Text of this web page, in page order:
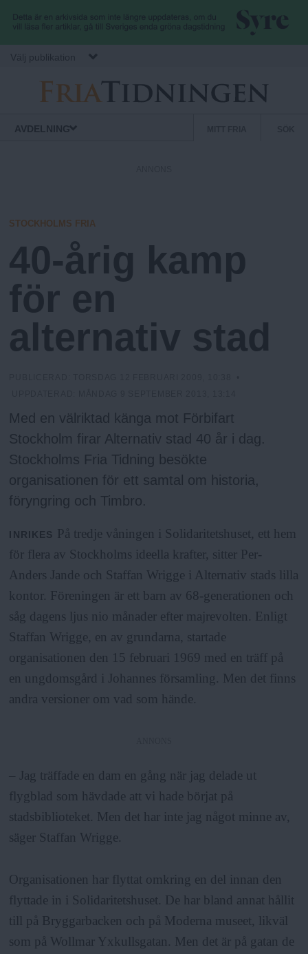
Hoppa till huvudinnehåll
Välj publikation
F
i
a
.
N
u
AVDELNING
r
m
y
STOCKHOLMS FRIA
40-årig kamp
för en
alternativ stad
Med en välriktad känga mot Förbifart
Stockholm firar Alternativ stad 40 år i dag.
Stockholms Fria Tidning besökte
organisationen för ett samtal om historia,
föryngring och Timbro.
INRIKES
På tredje våningen i Solidaritetshuset, ett hem
för flera av Stockholms ideella krafter, sitter Per-
Anders Jande och Staffan Wrigge i Alternativ stads lilla
kontor. Föreningen är ett barn av 68-generationen och
såg dagens ljus nio månader efter majrevolten. Enligt
Staffan Wrigge, en av grundarna, startade
organisationen den 15 februari 1969 med en träff på
en ungdomsgård i Johannes församling. Men det finns
andra versioner om vad som hände.
– Jag träffade en dam en gång när jag delade ut
flygblad som hävdade att vi hade börjat på
stadsbiblioteket. Men det har inte jag något minne av,
säger Staffan Wrigge.
Organisationen har flyttat omkring en del innan den
flyttade in i Solidaritetshuset. De har bland annat hållit
till på Bryggarbacken och på Moderna museet, likväl
som på Wollmar Yxkullsgatan. Men det är på gatan de